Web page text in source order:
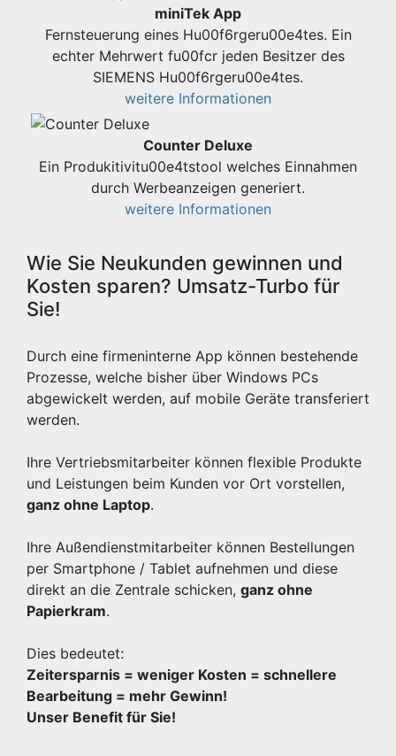
miniTek App
Fernsteuerung eines Hu00f6rgeru00e4tes. Ein
echter Mehrwert fu00fcr jeden Besitzer des
SIEMENS Hu00f6rgeru00e4tes.
weitere Informationen
Counter Deluxe
Ein Produkitivitu00e4tstool welches Einnahmen
durch Werbeanzeigen generiert.
weitere Informationen
Wie Sie Neukunden gewinnen und
Kosten sparen? Umsatz-Turbo für
Sie!
Durch eine firmeninterne App können bestehende
Prozesse, welche bisher über Windows PCs
abgewickelt werden, auf mobile Geräte transferiert
werden.
Ihre Vertriebsmitarbeiter können flexible Produkte
und Leistungen beim Kunden vor Ort vorstellen,
ganz ohne Laptop.
Ihre Außendienstmitarbeiter können Bestellungen
per Smartphone / Tablet aufnehmen und diese
direkt an die Zentrale schicken, ganz ohne
Papierkram.
Dies bedeutet:
Zeitersparnis = weniger Kosten = schnellere
Bearbeitung = mehr Gewinn!
Unser Benefit für Sie!